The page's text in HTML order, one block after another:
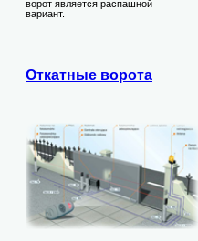
ворот является распашной
вариант.
Откатные ворота